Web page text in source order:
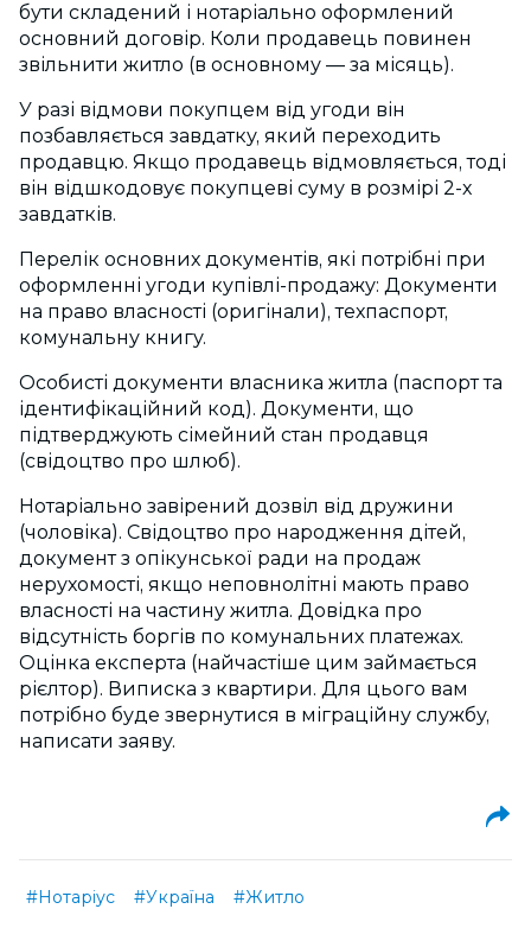
бути складений і нотаріально оформлений
основний договір. Коли продавець повинен
звільнити житло (в основному — за місяць).
У разі відмови покупцем від угоди він
позбавляється завдатку, який переходить
продавцю. Якщо продавець відмовляється, тоді
він відшкодовує покупцеві суму в розмірі 2-х
завдатків.
Перелік основних документів, які потрібні при
оформленні угоди купівлі-продажу: Документи
на право власності (оригінали), техпаспорт,
комунальну книгу.
Особисті документи власника житла (паспорт та
ідентифікаційний код). Документи, що
підтверджують сімейний стан продавця
(свідоцтво про шлюб).
Нотаріально завірений дозвіл від дружини
(чоловіка). Свідоцтво про народження дітей,
документ з опікунської ради на продаж
нерухомості, якщо неповнолітні мають право
власності на частину житла. Довідка про
відсутність боргів по комунальних платежах.
Оцінка експерта (найчастіше цим займається
рієлтор). Виписка з квартири. Для цього вам
потрібно буде звернутися в міграційну службу,
написати заяву.
#Нотаріус #Україна #Житло